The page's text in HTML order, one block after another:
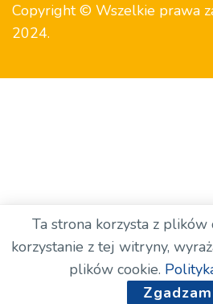
Copyright © Wszelkie prawa
2024.
Ta strona korzysta z plików
korzystanie z tej witryny,
plików cookie.